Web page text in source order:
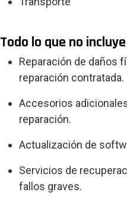
Todo lo que no incluye
Reparación de daños
reparación contratada.
Accesorios
reparación.
Actualización de
Servicios de
fallos graves.